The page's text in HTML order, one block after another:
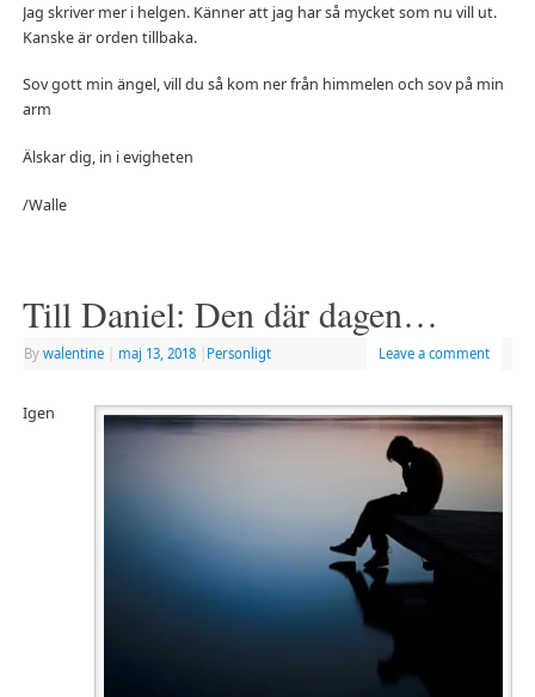
Jag skriver mer i helgen. Känner att jag har så mycket som nu vill ut.
Kanske är orden tillbaka.
Sov gott min ängel, vill du så kom ner från himmelen och sov på min
arm
Älskar dig, in i evigheten
/Walle
Till Daniel: Den där dagen…
By walentine maj 13, 2018 Personligt Leave a comment
Igen